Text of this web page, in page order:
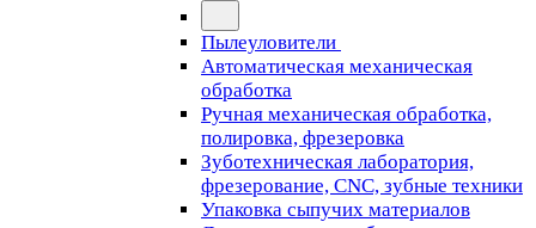
Пылеуловители
Автоматическая механическая
обработка
Ручная механическая обработка,
полировка, фрезеровка
Зуботехническая лаборатория,
фрезерование, CNC, зубные техники
Упаковка сыпучих материалов